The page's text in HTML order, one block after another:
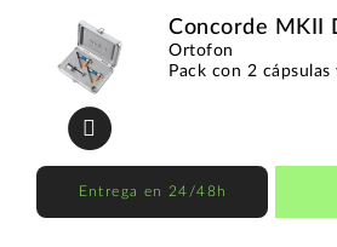
Concorde MKII
Ortofon
Pack con 2 cápsulas
Entrega en 24/48h